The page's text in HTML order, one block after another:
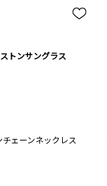
トンサングラス